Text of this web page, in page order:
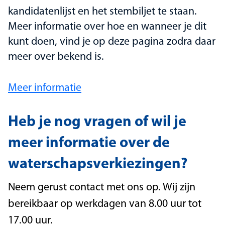
kandidatenlijst en het stembiljet te staan.
Meer informatie over hoe en wanneer je dit
kunt doen, vind je op deze pagina zodra daar
meer over bekend is.
Meer informatie
Heb je nog vragen of wil je
meer informatie over de
waterschapsverkiezingen?
Neem gerust contact met ons op. Wij zijn
bereikbaar op werkdagen van 8.00 uur tot
17.00 uur.